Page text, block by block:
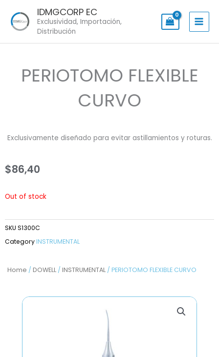
content
IDMGCORP EC
Exclusividad, Importación,
Distribución
Home / DOWELL / INSTRUMENTAL / PERIOTOMO FLEXIBLE CURVO
PERIOTOMO FLEXIBLE
CURVO
Exclusivamente diseñado para evitar astillamientos y roturas.
$86,40
Out of stock
SKU S1300C
Category INSTRUMENTAL